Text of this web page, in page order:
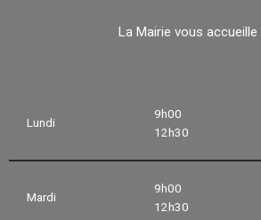
La Mairie vous accueille
Lundi
9h00
12h30
Mardi
9h00
12h30